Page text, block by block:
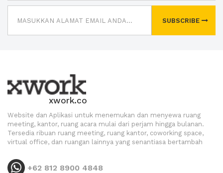
SUBSCRIBE
xwork.co
Website dan Aplikasi untuk menemukan dan menyewa ruang
meeting, kantor, ruang acara mulai dari perjam hingga bulanan.
Tersedia ribuan ruang meeting, ruang kantor, coworking space,
virtual office, dan ruangan lainnya yang senantiasa bertambah
+62 812 8900 4848